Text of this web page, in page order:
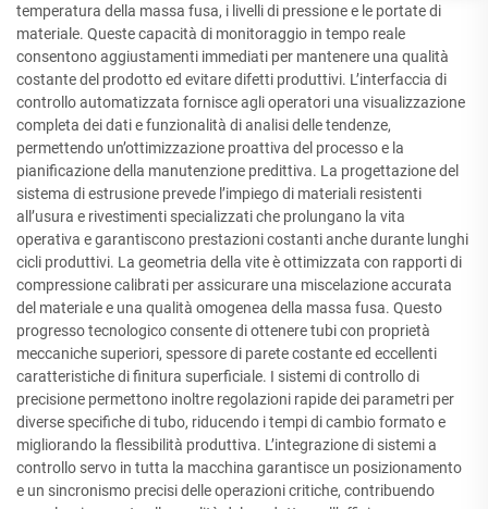
temperatura della massa fusa, i livelli di pressione e le portate di
materiale. Queste capacità di monitoraggio in tempo reale
consentono aggiustamenti immediati per mantenere una qualità
costante del prodotto ed evitare difetti produttivi. L’interfaccia di
controllo automatizzata fornisce agli operatori una visualizzazione
completa dei dati e funzionalità di analisi delle tendenze,
permettendo un’ottimizzazione proattiva del processo e la
pianificazione della manutenzione predittiva. La progettazione del
sistema di estrusione prevede l’impiego di materiali resistenti
all’usura e rivestimenti specializzati che prolungano la vita
operativa e garantiscono prestazioni costanti anche durante lunghi
cicli produttivi. La geometria della vite è ottimizzata con rapporti di
compressione calibrati per assicurare una miscelazione accurata
del materiale e una qualità omogenea della massa fusa. Questo
progresso tecnologico consente di ottenere tubi con proprietà
meccaniche superiori, spessore di parete costante ed eccellenti
caratteristiche di finitura superficiale. I sistemi di controllo di
precisione permettono inoltre regolazioni rapide dei parametri per
diverse specifiche di tubo, riducendo i tempi di cambio formato e
migliorando la flessibilità produttiva. L’integrazione di sistemi a
controllo servo in tutta la macchina garantisce un posizionamento
e un sincronismo precisi delle operazioni critiche, contribuendo